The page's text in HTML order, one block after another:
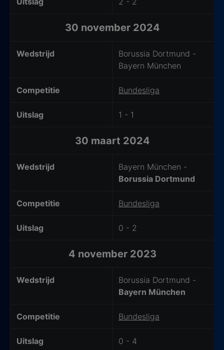
30 november 2024
Wedstrijd
Borussia Dortmund -
Bayern München
Competitie Bundesliga
Uitslag 1 - 1
30 maart 2024
Wedstrijd
Bayern München -
Borussia Dortmund
Competitie Bundesliga
Uitslag 0 - 2
4 november 2023
Wedstrijd
Borussia Dortmund -
Bayern München
Competitie Bundesliga
Uitslag 0 - 4